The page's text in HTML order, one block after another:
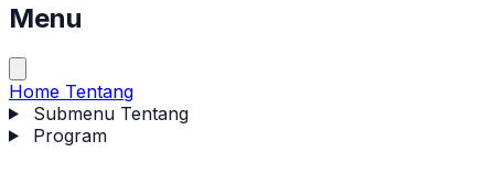
Menu
Home Tentang
Submenu Tentang
Program